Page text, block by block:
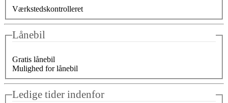
Værkstedskontrolleret
Lånebil
Gratis lånebil
Mulighed for lånebil
Ledige tider indenfor